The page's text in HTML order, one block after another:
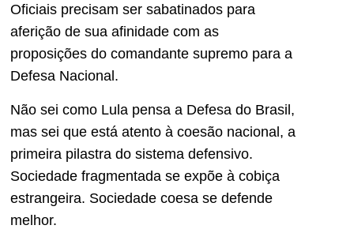
Oficiais precisam ser sabatinados para
aferição de sua afinidade com as
proposições do comandante supremo para a
Defesa Nacional.
Não sei como Lula pensa a Defesa do Brasil,
mas sei que está atento à coesão nacional, a
primeira pilastra do sistema defensivo.
Sociedade fragmentada se expõe à cobiça
estrangeira. Sociedade coesa se defende
melhor.